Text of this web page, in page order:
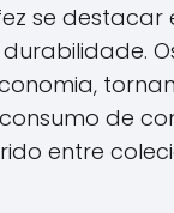
se destacar
de
entre